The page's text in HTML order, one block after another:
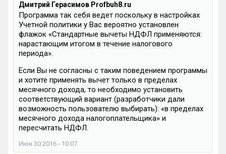
Дмитрий Герасимов Profbuh8.ru
Программа так себя ведет поскольку в настройках
Учетной политики у Вас вероятно установлен
флажок «Стандартные вычеты НДФЛ применяются:
нарастающим итогом в течение налогового
периода».
Если Вы не согласны с таким поведением программы
и хотите применять вычет только в пределах
месячного дохода, то необходимо установить
соответствующий вариант (разработчики дали
возможность пользователю выбирать): «в пределах
месячного дохода налогоплательщика» и
пересчитать НДФЛ.
Июн 30 2016 - 10:07